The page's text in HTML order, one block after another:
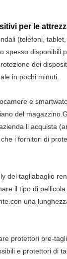
per le
(telefoni,
spesso disponibili
dei
in pochi minuti.
e
del
li acquista
i fornitori di
del tagliabaglio
il tipo di
una
protettori pre-
e protettori di